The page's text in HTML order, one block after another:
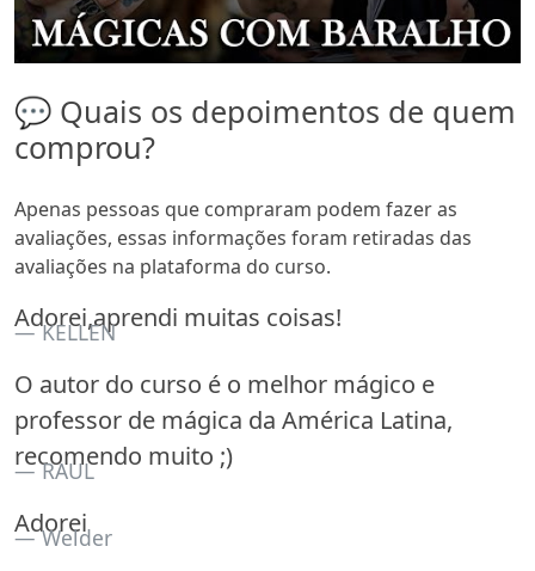
💬 Quais os depoimentos de quem
comprou?
Apenas pessoas que compraram podem fazer as
avaliações, essas informações foram retiradas das
avaliações na plataforma do curso.
Adorei,aprendi muitas coisas!
KELLEN
O autor do curso é o melhor mágico e
professor de mágica da América Latina,
recomendo muito ;)
RAUL
Adorei
Welder